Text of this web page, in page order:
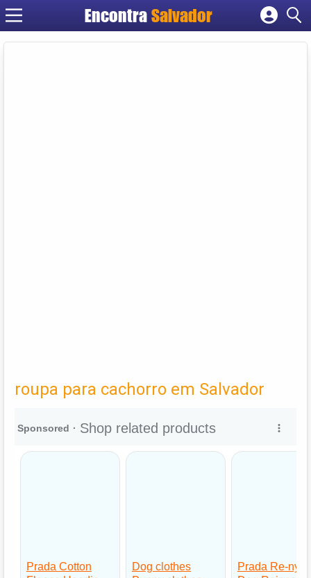
EncontraSalvador
Cadastrar empresa
roupa para cachorro em Salvador